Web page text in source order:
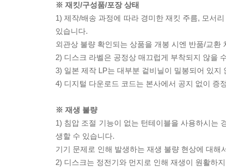
※ 재킷/구성품/포장 상태
1) 제작/배송 과정에 따라 경미한 재킷 주름, 모서
있습니다.
외관상 불량 확인되는 상품을 개봉 시엔 반품/교환
2) 디스크 라벨은 공정상 매끄럽게 부착되지 않을
3) 일본 제작 LP는 대부분 겉비닐이 밀봉되어 있지
4) 디지털 다운로드 코드는 본사에서 공지 없이 증
※ 재생 불량
1) 침압 조절 기능이 없는 턴테이블을 사용하시는
생할 수 있습니다.
기기 문제로 인해 발생하는 재생 불량 현상에 대
2) 디스크는 정전기와 먼지로 인해 재생이 원활하